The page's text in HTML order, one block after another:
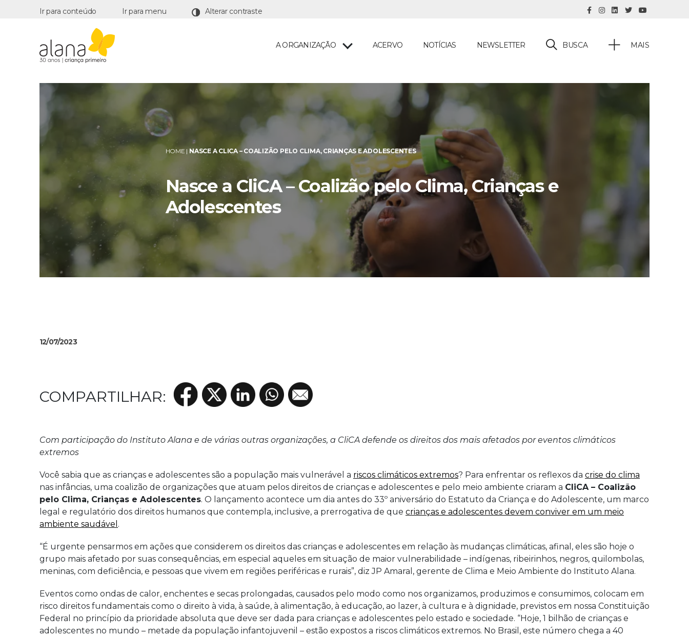
Ir para conteúdo Ir para menu
A ORGANIZAÇÃO ACERVO NOTÍCIAS NEWSLETTER BUSCA MAIS
HOME | NASCE A CLICA – COALIZÃO PELO CLIMA, CRIANÇAS E ADOLESCENTES
Nasce a CliCA – Coalizão pelo Clima, Crianças e
Adolescentes
12/07/2023
Com participação do Instituto Alana e de várias outras organizações, a CliCA defende os direitos dos mais afetados por eventos climáticos
extremos
Você sabia que as crianças e adolescentes são a população mais vulnerável a riscos climáticos extremos? Para enfrentar os reflexos da crise do clima
nas infâncias, uma coalizão de organizações que atuam pelos direitos de crianças e adolescentes e pelo meio ambiente criaram a CliCA – Coalizão
pelo Clima, Crianças e Adolescentes. O lançamento acontece um dia antes do 33º aniversário do Estatuto da Criança e do Adolescente, um marco
legal e regulatório dos direitos humanos que contempla, inclusive, a prerrogativa de que crianças e adolescentes devem conviver em um meio
ambiente saudável .
“É urgente pensarmos em ações que considerem os direitos das crianças e adolescentes em relação às mudanças climáticas, afinal, eles são hoje o
grupo mais afetado por suas consequências, em especial aqueles em situação de maior vulnerabilidade – indígenas, ribeirinhos, negros, quilombolas,
meninas, com deficiência, e pessoas que vivem em regiões periféricas e rurais”, diz JP Amaral, gerente de Clima e Meio Ambiente do Instituto Alana.
Eventos como ondas de calor, enchentes e secas prolongadas, causados pelo modo como nos organizamos, produzimos e consumimos, colocam em
risco direitos fundamentais como o direito à vida, à saúde, à alimentação, à educação, ao lazer, à cultura e à dignidade, previstos em nossa Constituição
Federal no princípio da prioridade absoluta que deve ser dada para crianças e adolescentes pelo estado e sociedade. “Hoje, 1 bilhão de crianças e
adolescentes no mundo – metade da população infantojuvenil – estão expostos a riscos climáticos extremos. No Brasil, este número chega a 40